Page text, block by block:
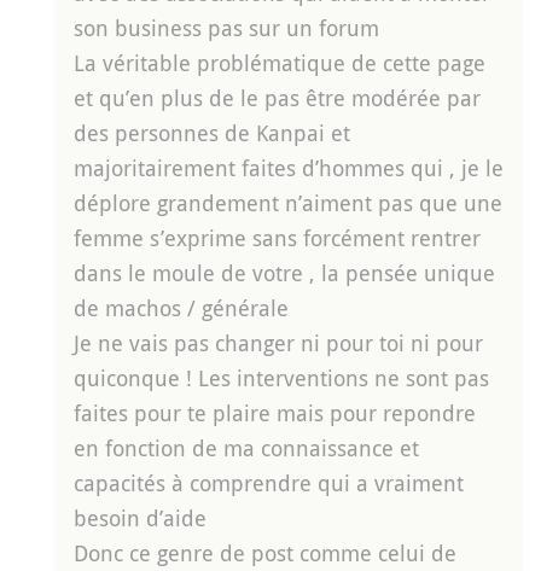
son business pas sur un forum
La véritable problématique de cette page
et qu’en plus de le pas être modérée par
des personnes de Kanpai et
majoritairement faites d’hommes qui , je le
déplore grandement n’aiment pas que une
femme s’exprime sans forcément rentrer
dans le moule de votre , la pensée unique
de machos / générale
Je ne vais pas changer ni pour toi ni pour
quiconque ! Les interventions ne sont pas
faites pour te plaire mais pour repondre
en fonction de ma connaissance et
capacités à comprendre qui a vraiment
besoin d’aide
Donc ce genre de post comme celui de